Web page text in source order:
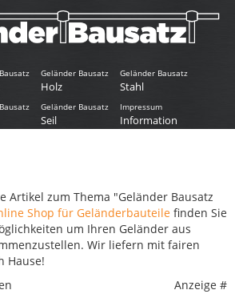
Geländer Bausatz
Holz
Geländer Bausatz
Stahl
Geländer Bausatz
Seil
Impressum
Information
Artikel zum Thema "Geländer Bausatz
Shop für Geländerbauteile finden Sie
um Ihren Geländer aus
Wir liefern mit fairen
Hause!
Anzeige #